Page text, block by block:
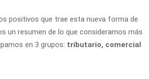
positivos que trae esta nueva forma de
un resumen de lo que consideramos más
en 3 grupos: tributario, comercial